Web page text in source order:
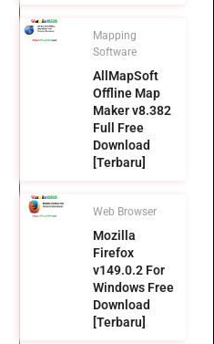
Mapping
Software
AllMapSoft
Offline Map
Maker v8.382
Full Free
Download
[Terbaru]
Web Browser
Mozilla
Firefox
v149.0.2 For
Windows Free
Download
[Terbaru]